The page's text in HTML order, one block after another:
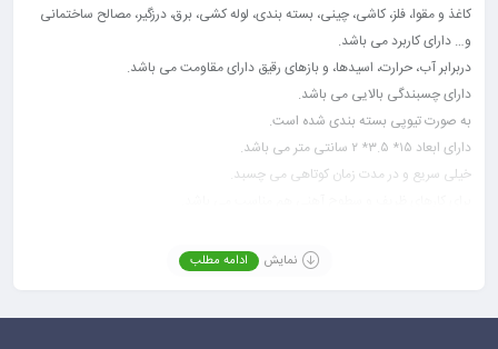
کاغذ و مقوا، فلز، کاشی، چینی، بسته بندی، لوله کشی، برق، درزگیر، مصالح ساختمانی
و… دارای کاربرد می باشد.
دربرابر آب، حرارت، اسیدها، و بازهای رقیق دارای مقاومت می باشد.
دارای چسبندگی بالایی می باشد.
به صورت تیوپی بسته بندی شده است.
دارای ابعاد ۱۵* ۳.۵* ۲ سانتی متر می باشد.
خیلی سریع و در مدت زمان کوتاهی می چسبد.
در برابرسرما تا دمای صفر درجه سانتی گراد دارای مقاومت می باشد.
نمایش ادامه مطلب